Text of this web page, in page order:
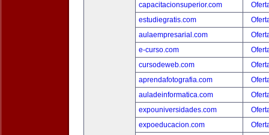
capacitacionsuperior.com
estudiegratis.com
aulaempresarial.com
e-curso.com
cursodeweb.com
aprendafotografia.com
auladeinformatica.com
expouniversidades.com
expoeducacion.com